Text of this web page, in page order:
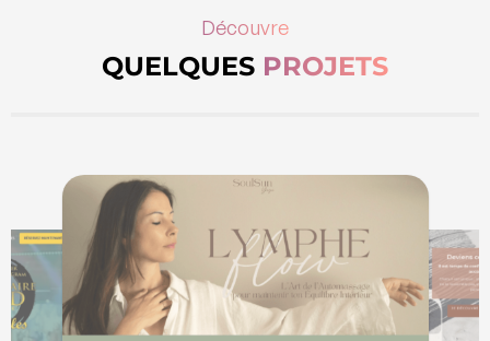
Découvre
QUELQUES PROJETS